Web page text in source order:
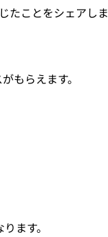
たことをシェアしま
もらえます。
ます。